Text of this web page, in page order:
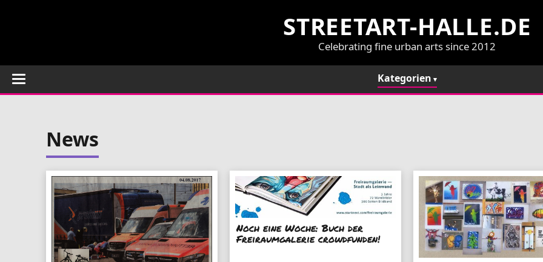
STREETART-HALLE.DE
Celebrating fine urban arts since 2012
Kategorien
News
Noch eine Woche: Buch der
Freiraumgalerie crowdfunden!